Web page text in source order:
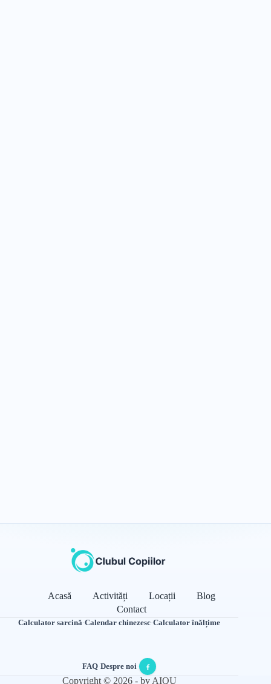
Acasă Activități Locații
Blog
Contact
Calculator sarcină·Calendar chinezesc·Calculator înălțime
FAQ·Despre noi·
Copyright © 2026 - by AIQU